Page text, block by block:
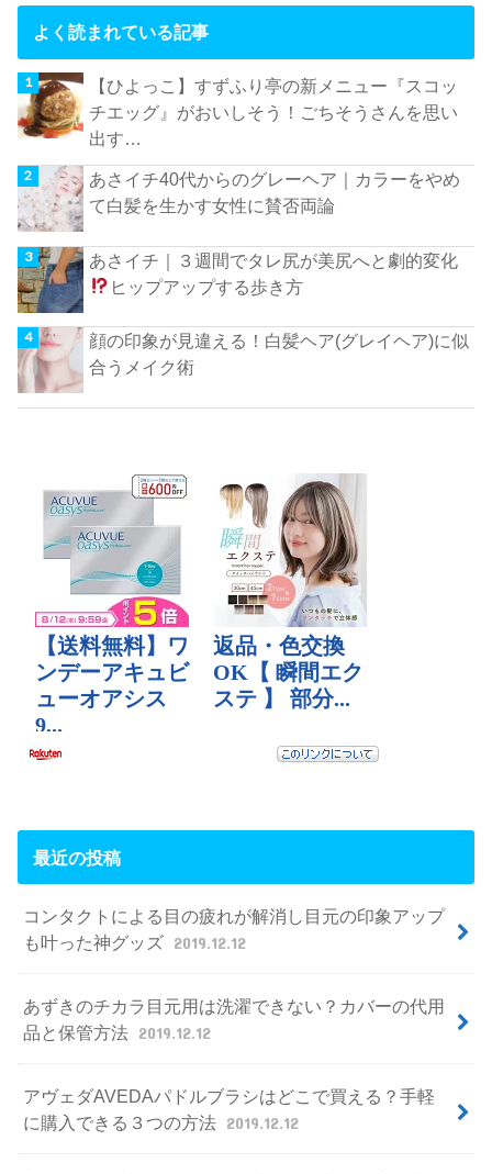
よく読まれている記事
【ひよっこ】すずふり亭の新メニュー『スコッ
チエッグ』がおいしそう！ごちそうさんを思い
出す…
あさイチ40代からのグレーヘア｜カラーをやめ
て白髪を生かす女性に賛否両論
あさイチ｜３週間でタレ尻が美尻へと劇的変化
ヒップアップする歩き方
顔の印象が見違える！白髪ヘア(グレイヘア)に似
合うメイク術
最近の投稿
コンタクトによる目の疲れが解消し目元の印象アップ
も叶った神グッズ 2019.12.12
あずきのチカラ目元用は洗濯できない？カバーの代用
品と保管方法 2019.12.12
アヴェダAVEDAパドルブラシはどこで買える？手軽
に購入できる３つの方法 2019.12.12